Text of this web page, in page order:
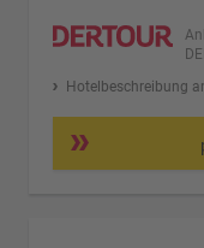
Hotelbeschreibung